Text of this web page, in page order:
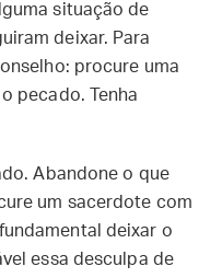
situação de
deixar. Para
procure uma
pecado. Tenha
Abandone o que
um sacerdote com
deixar o
essa desculpa de